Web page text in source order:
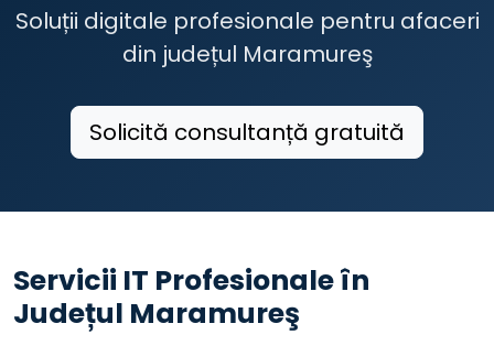
Soluții digitale profesionale pentru afaceri
din județul Maramureş
Solicită consultanță gratuită
Servicii IT Profesionale în
Județul Maramureş